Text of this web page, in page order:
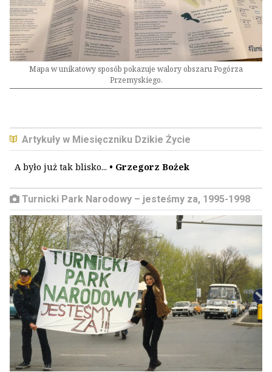
Mapa w unikatowy sposób pokazuje walory obszaru Pogórza
Przemyskiego.
Artykuły w Miesięczniku Dzikie Życie
A było już tak blisko... • Grzegorz Bożek
Turnicki Park Narodowy – jesteśmy za, 1995-1998